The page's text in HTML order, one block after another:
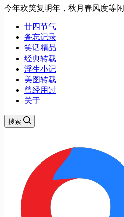
今年欢笑复明年，秋月春风度等闲
廿四节气
备忘记录
笑话精品
经典转载
浮生小记
美图转载
曾经用过
关于
搜索